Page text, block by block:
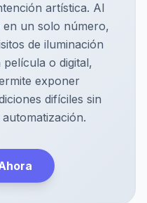
artística. Al
en un solo número,
de iluminación
película o digital,
exponer
difíciles sin